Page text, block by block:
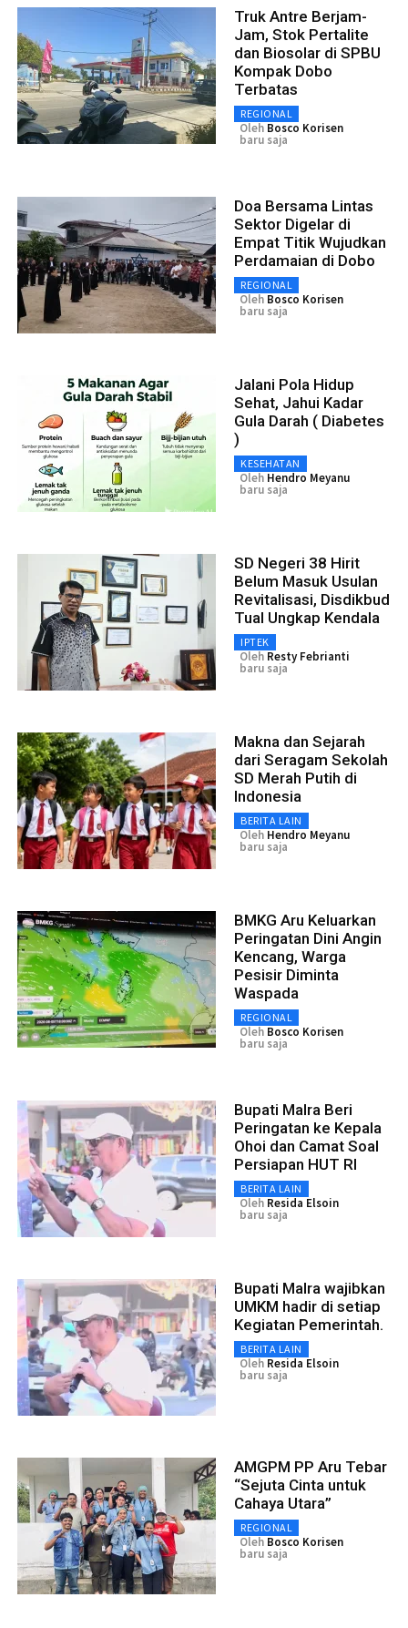
Truk Antre Berjam-
Jam, Stok Pertalite
dan Biosolar di SPBU
Kompak Dobo
Terbatas
REGIONAL
Oleh Bosco Korisen
baru saja
Doa Bersama Lintas
Sektor Digelar di
Empat Titik Wujudkan
Perdamaian di Dobo
REGIONAL
Oleh Bosco Korisen
baru saja
Jalani Pola Hidup
Sehat, Jahui Kadar
Gula Darah ( Diabetes
)
KESEHATAN
Oleh Hendro Meyanu
baru saja
SD Negeri 38 Hirit
Belum Masuk Usulan
Revitalisasi, Disdikbud
Tual Ungkap Kendala
IPTEK
Oleh Resty Febrianti
baru saja
Makna dan Sejarah
dari Seragam Sekolah
SD Merah Putih di
Indonesia
BERITA LAIN
Oleh Hendro Meyanu
baru saja
BMKG Aru Keluarkan
Peringatan Dini Angin
Kencang, Warga
Pesisir Diminta
Waspada
REGIONAL
Oleh Bosco Korisen
baru saja
Bupati Malra Beri
Peringatan ke Kepala
Ohoi dan Camat Soal
Persiapan HUT RI
BERITA LAIN
Oleh Resida Elsoin
baru saja
Bupati Malra wajibkan
UMKM hadir di setiap
Kegiatan Pemerintah.
BERITA LAIN
Oleh Resida Elsoin
baru saja
AMGPM PP Aru Tebar
“Sejuta Cinta untuk
Cahaya Utara”
REGIONAL
Oleh Bosco Korisen
baru saja